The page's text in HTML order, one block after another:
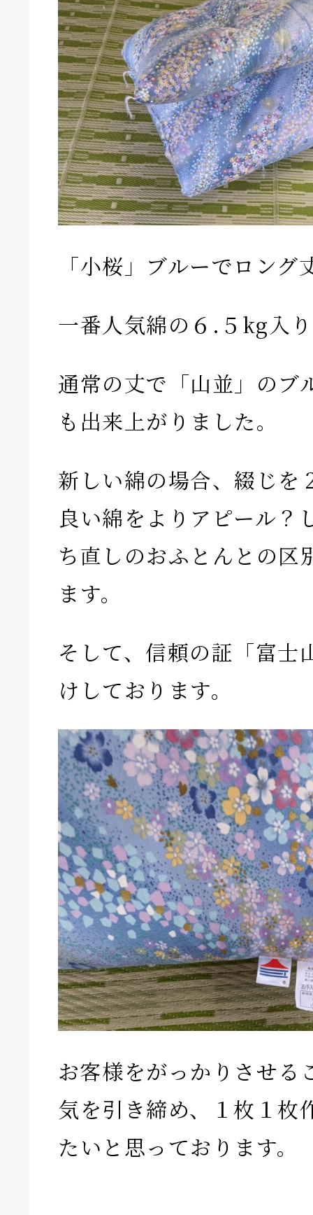
「小桜」ブルーでロン
一番人気綿の６.５kg入
通常の丈で「山並」のブ
も出来上がりました。
新しい綿の場合、綴じを
良い綿をよりアピール？
ち直しのおふとんとの区
ます。
そして、信頼の証「富士
けしております。
お客様をがっかりさせる
気を引き締め、１枚１枚
たいと思っております。